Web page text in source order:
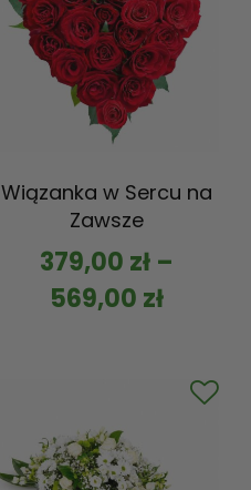
Wiązanka w Sercu na
Zawsze
379,00 zł–
569,00 zł